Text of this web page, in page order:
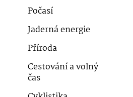
Počasí
Jaderná energie
Příroda
Cestování a volný
čas